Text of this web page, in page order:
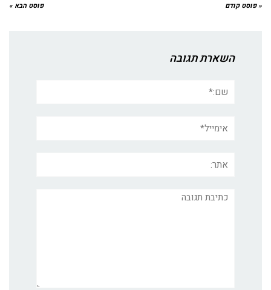
« פוסט קודם פוסט הבא »
השארת תגובה
תגובה